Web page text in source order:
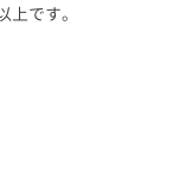
です。